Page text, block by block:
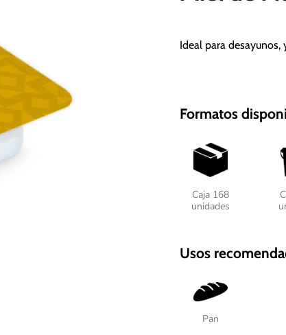
Ideal para desayunos,
Formatos
Caja 168
unidades
Usos
Pan